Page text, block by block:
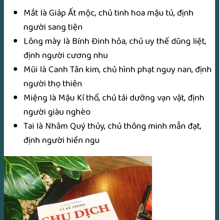
Mắt là Giáp Ất mộc, chủ tinh hoa mậu tú, định
người sang tiện
Lông mày là Bính Đinh hỏa, chủ uy thế dũng liệt,
định người cương nhu
Mũi là Canh Tân kim, chủ hình phạt nguy nan, định
người thọ thiên
Miệng là Mậu Kỉ thổ, chủ tải dưỡng vạn vật, định
người giàu nghèo
Tai là Nhâm Quý thủy, chủ thông minh mẫn đạt,
định người hiền ngu